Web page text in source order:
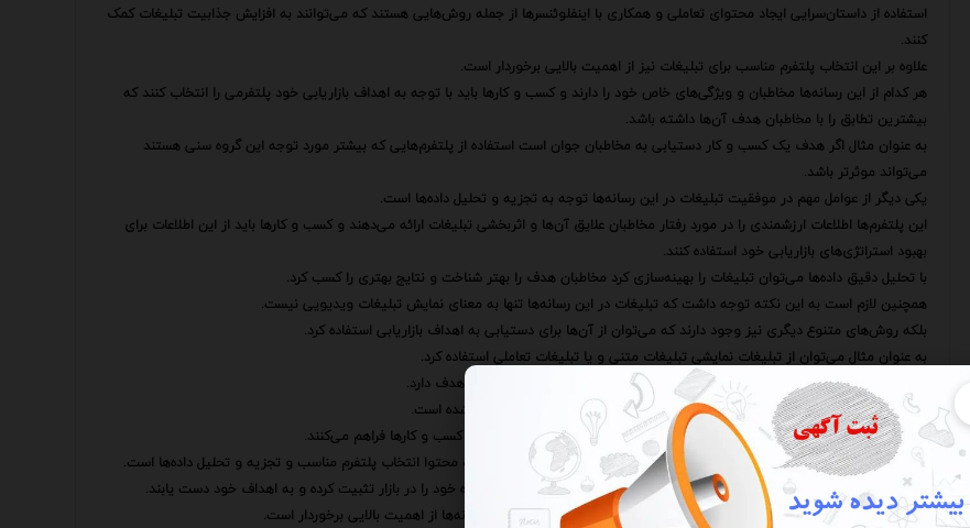
استفاده از داستان‌سرایی ایجاد محتوای تعاملی و همکاری با اینفلوئنسرها از جمله روش‌هایی هستند که می‌توانند به افزایش جذابیت تبلیغات کمک
کنند.
علاوه بر این انتخاب پلتفرم مناسب برای تبلیغات نیز از اهمیت بالایی برخوردار است.
هر کدام از این رسانه‌ها مخاطبان و ویژگی‌های خاص خود را دارند و کسب و کارها باید با توجه به اهداف بازاریابی خود پلتفرمی را انتخاب کنند که
بیشترین تطابق را با مخاطبان هدف آن‌ها داشته باشد.
به عنوان مثال اگر هدف یک کسب و کار دستیابی به مخاطبان جوان است استفاده از پلتفرم‌هایی که بیشتر مورد توجه این گروه سنی هستند
می‌تواند موثرتر باشد.
یکی دیگر از عوامل مهم در موفقیت تبلیغات در این رسانه‌ها توجه به تجزیه و تحلیل داده‌ها است.
این پلتفرم‌ها اطلاعات ارزشمندی را در مورد رفتار مخاطبان علایق آن‌ها و اثربخشی تبلیغات ارائه می‌دهند و کسب و کارها باید از این اطلاعات برای
بهبود استراتژی‌های بازاریابی خود استفاده کنند.
با تحلیل دقیق داده‌ها می‌توان تبلیغات را بهینه‌سازی کرد مخاطبان هدف را بهتر شناخت و نتایج بهتری را کسب کرد.
همچنین لازم است به این نکته توجه داشت که تبلیغات در این رسانه‌ها تنها به معنای نمایش تبلیغات ویدیویی نیست.
بلکه روش‌های متنوع دیگری نیز وجود دارند که می‌توان از آن‌ها برای دستیابی به اهداف بازاریابی استفاده کرد.
به عنوان مثال می‌توان از تبلیغات نمایشی تبلیغات متنی و یا تبلیغات تعاملی استفاده کرد.
انتخاب روش مناسب بستگی به نوع محصول یا خدمات اهداف بازاریابی و مخاطبان هدف دارد.
تبلیغات در پلتفرم‌های استریم ویدئو به یکی از مهم‌ترین ابزارهای بازاریابی تبدیل شده است.
این پلتفرم‌ها با ارائه امکانات متنوع و مخاطبان گسترده فرصت‌های بی‌نظیری را برای کسب و کارها فراهم می‌کنند.
با این حال موفقیت در این حوزه نیازمند شناخت دقیق این رسانه‌ها توجه به کیفیت محتوا انتخاب پلتفرم مناسب و تجزیه و تحلیل داده‌ها است.
کسب و کارهایی که بتوانند از این فرصت‌ها به درستی استفاده کنند می‌توانند جایگاه خود را در بازار تثبیت کرده و به اهداف خود دست یابند.
علاوه بر موارد ذکر شده توجه به مسائل حقوقی و اخلاقی نیز در تبلیغات در این رسانه‌ها از اهمیت بالایی برخوردار است.